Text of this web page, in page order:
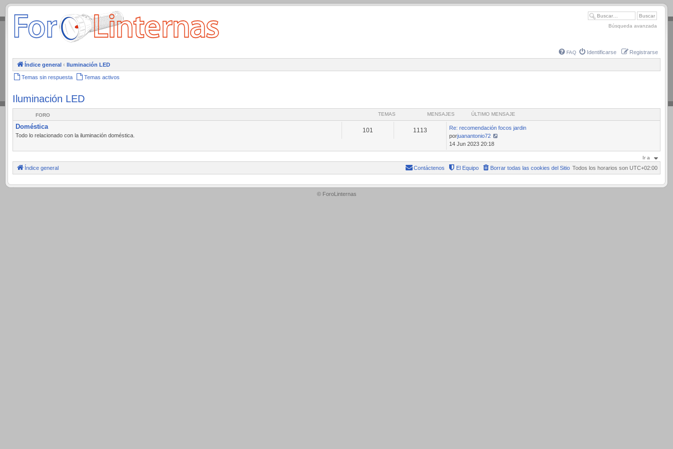
.
Búsqueda avanzada
FAQ Identificarse Registrarse
Índice general ‹ Iluminación LED
Temas sin respuesta Temas activos
Iluminación LED
FORO TEMAS MENSAJES ÚLTIMO MENSAJE
Doméstica
Todo lo relacionado con la iluminación doméstica.
101 1113
Re: recomendación focos jardin
porjuanantonio72
Ver
último
14 Jun 2023 20:18
Ir a
Índice general Todos los horarios son UTC+02:00
Borrar todas las cookies del Sitio
El Equipo
Contáctenos
.
© ForoLinternas